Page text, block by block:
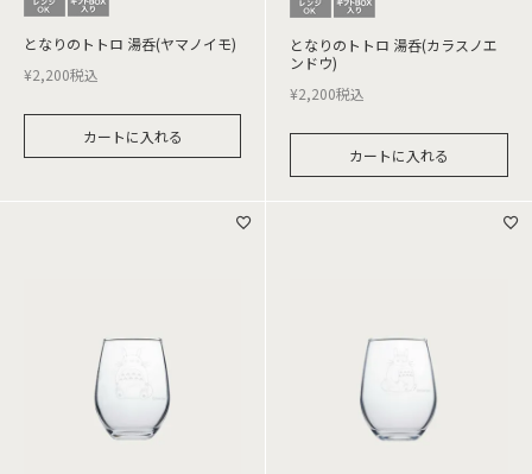
となりのトトロ 湯呑(ヤマノイモ)
¥2,200税込
カートに入れる
となりのトトロ 湯呑(カラスノエ
ンドウ)
¥2,200税込
カートに入れる